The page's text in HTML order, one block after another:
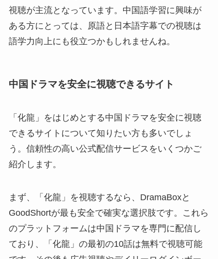
視聴が主流となっています。中国語学習に興味が
ある方にとっては、原語と日本語字幕での視聴は
語学力向上にも役立つかもしれませんね。
中国ドラマを安全に視聴できるサイト
「化龍」をはじめとする中国ドラマを安全に視聴
できるサイトについて知りたい方も多いでしょ
う。信頼性の高い公式配信サービスをいくつかご
紹介します。
まず、「化龍」を視聴するなら、DramaBoxと
GoodShortが最も安全で確実な選択肢です。これら
のプラットフォームは中国ドラマを専門に配信し
ており、「化龍」の最初の10話は無料で視聴可能